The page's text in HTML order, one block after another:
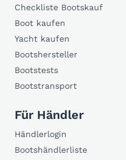
Checkliste Bootskauf
Boot kaufen
Yacht kaufen
Bootshersteller
Bootstests
Bootstransport
Für Händler
Händlerlogin
Bootshändlerliste